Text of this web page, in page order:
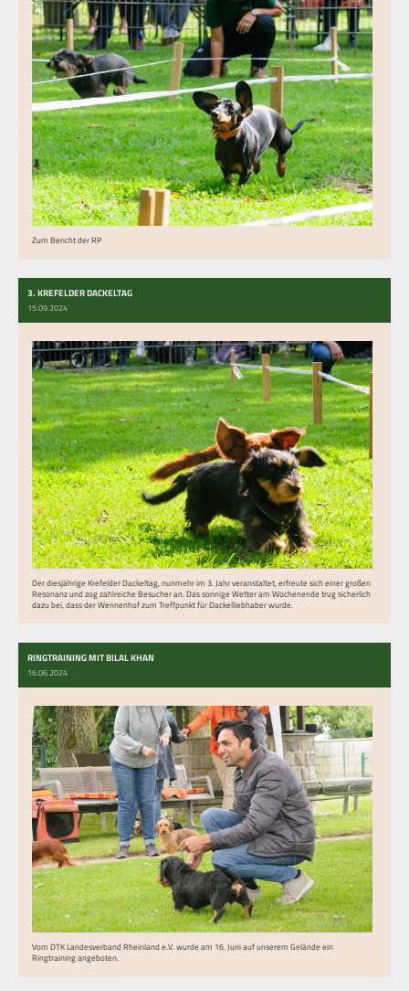
Zum Bericht der RP
3. KREFELDER DACKELTAG
15.09.2024
Der diesjährige Krefelder Dackeltag, nunmehr im 3. Jahr veranstaltet, erfreute sich einer großen
Resonanz und zog zahlreiche Besucher an. Das sonnige Wetter am Wochenende trug sicherlich
dazu bei, dass der Wennenhof zum Treffpunkt für Dackelliebhaber wurde.
RINGTRAINING MIT BILAL KHAN
16.06.2024
Vom DTK Landesverband Rheinland e.V. wurde am 16. Juni auf unserem Gelände ein
Ringtraining angeboten.